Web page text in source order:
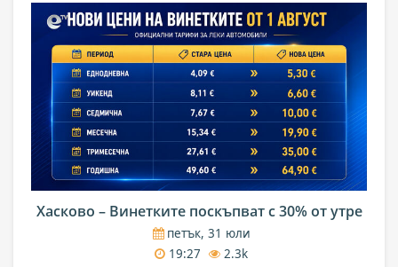
Хасково – Винетките поскъпват с 30% от утре
петък, 31 юли
19:27
2.3k